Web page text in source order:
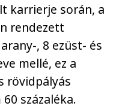
karrierje során, a
rendezett
, 8 ezüst- és
mellé, ez a
rövidpályás
százaléka.